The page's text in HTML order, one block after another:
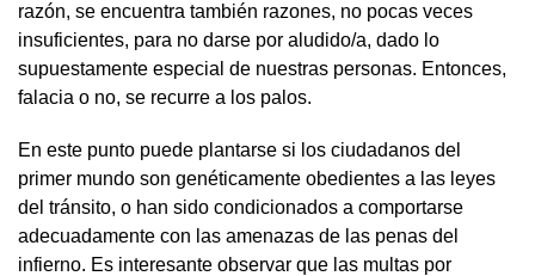
razón, se encuentra también razones, no pocas veces
insuficientes, para no darse por aludido/a, dado lo
supuestamente especial de nuestras personas. Entonces,
falacia o no, se recurre a los palos.
En este punto puede plantarse si los ciudadanos del
primer mundo son genéticamente obedientes a las leyes
del tránsito, o han sido condicionados a comportarse
adecuadamente con las amenazas de las penas del
infierno. Es interesante observar que las multas por